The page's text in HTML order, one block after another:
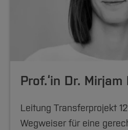
Prof.‘in Dr.
Leitung Transferprojekt
Wegweiser für eine